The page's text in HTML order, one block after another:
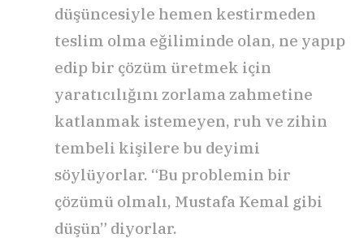
düşüncesiyle hemen kestirmeden
teslim olma eğiliminde olan, ne yapıp
edip bir çözüm üretmek için
yaratıcılığını zorlama zahmetine
katlanmak istemeyen, ruh ve zihin
tembeli kişilere bu deyimi
söylüyorlar. “Bu problemin bir
çözümü olmalı, Mustafa Kemal gibi
düşün” diyorlar.